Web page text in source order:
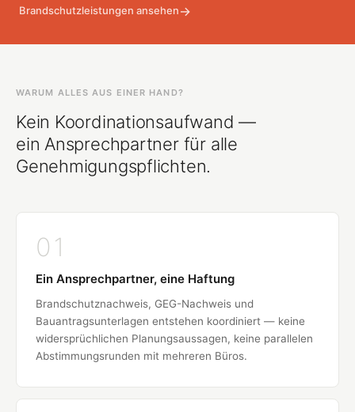
Brandschutzleistungen ansehen→
WARUM ALLES AUS EINER HAND?
Kein Koordinationsaufwand —
ein Ansprechpartner für alle
Genehmigungspflichten.
01
Ein Ansprechpartner, eine Haftung
Brandschutznachweis, GEG-Nachweis und
Bauantragsunterlagen entstehen koordiniert — keine
widersprüchlichen Planungsaussagen, keine parallelen
Abstimmungsrunden mit mehreren Büros.